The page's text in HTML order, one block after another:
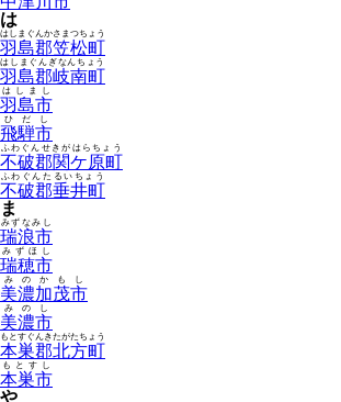
は
羽島郡笠松町
はしまぐんかさまつちょう
羽島郡岐南町
はしまぐんぎなんちょう
羽島市
はしまし
飛騨市
ひだし
不破郡関ケ原町
ふわぐんせきがはらちょう
不破郡垂井町
ふわぐんたるいちょう
ま
瑞浪市
みずなみし
瑞穂市
みずほし
美濃加茂市
みのかもし
美濃市
みのし
本巣郡北方町
もとすぐんきたがたちょう
本巣市
もとすし
や